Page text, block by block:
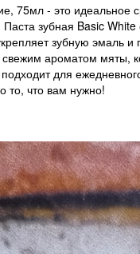
75мл - это идеальное
зубная Basic
зубную эмаль и
ароматом мяты,
для
то, что вам нужно!